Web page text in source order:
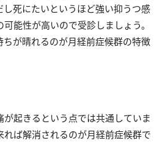
し死にたいというほど強い抑うつ感
能性が高いので受診しましょう。
ちが晴れるのが月経前症候群の特徴
が起きるという点では共通していま
れば解消されるのが月経前症候群で